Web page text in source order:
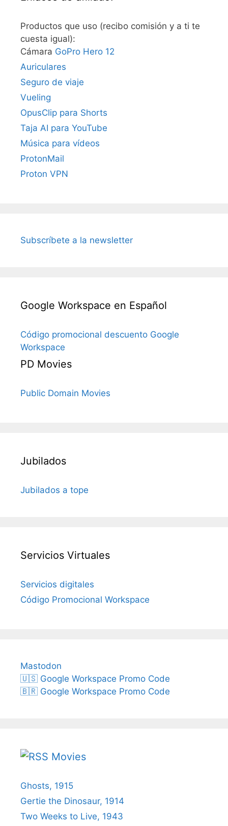
Productos que uso (recibo comisión y a ti te
cuesta igual):
Cámara GoPro Hero 12
Auriculares
Seguro de viaje
Vueling
OpusClip para Shorts
Taja AI para YouTube
Música para vídeos
ProtonMail
Proton VPN
Subscríbete a la newsletter
Google Workspace en Español
Código promocional descuento Google
Workspace
PD Movies
Public Domain Movies
Jubilados
Jubilados a tope
Servicios Virtuales
Servicios digitales
Código Promocional Workspace
Mastodon
🇺🇸 Google Workspace Promo Code
🇧🇷 Google Workspace Promo Code
Movies
Ghosts, 1915
Gertie the Dinosaur, 1914
Two Weeks to Live, 1943